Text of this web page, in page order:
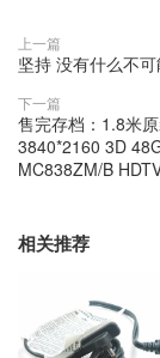
上一篇
坚持 没有什么不
下一篇
售完存档：1.8米
3840*2160 3D
MC838ZM/B
相关推荐